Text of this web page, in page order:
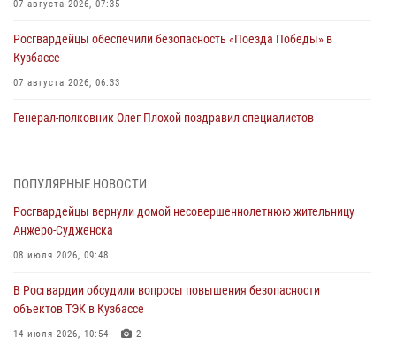
07 августа 2026, 07:35
Росгвардейцы обеспечили безопасность «Поезда Победы» в
Кузбассе
07 августа 2026, 06:33
Генерал-полковник Олег Плохой поздравил специалистов
07 августа 2026, 05:32
С 1 сентября 2026 года вступает в силу новый федеральный закон о
частной охранной деятельности
06 августа 2026, 10:19
Росгвардейцы задержали предполагаемого виновника причинения
ножевого ранения кемеровчанину
06 августа 2026, 09:18
ПОПУЛЯРНЫЕ НОВОСТИ
Росгвардейцы вернули домой несовершеннолетнюю жительницу
Анжеро-Судженска
08 июля 2026, 09:48
В Росгвардии обсудили вопросы повышения безопасности
объектов ТЭК в Кузбассе
14 июля 2026, 10:54 2